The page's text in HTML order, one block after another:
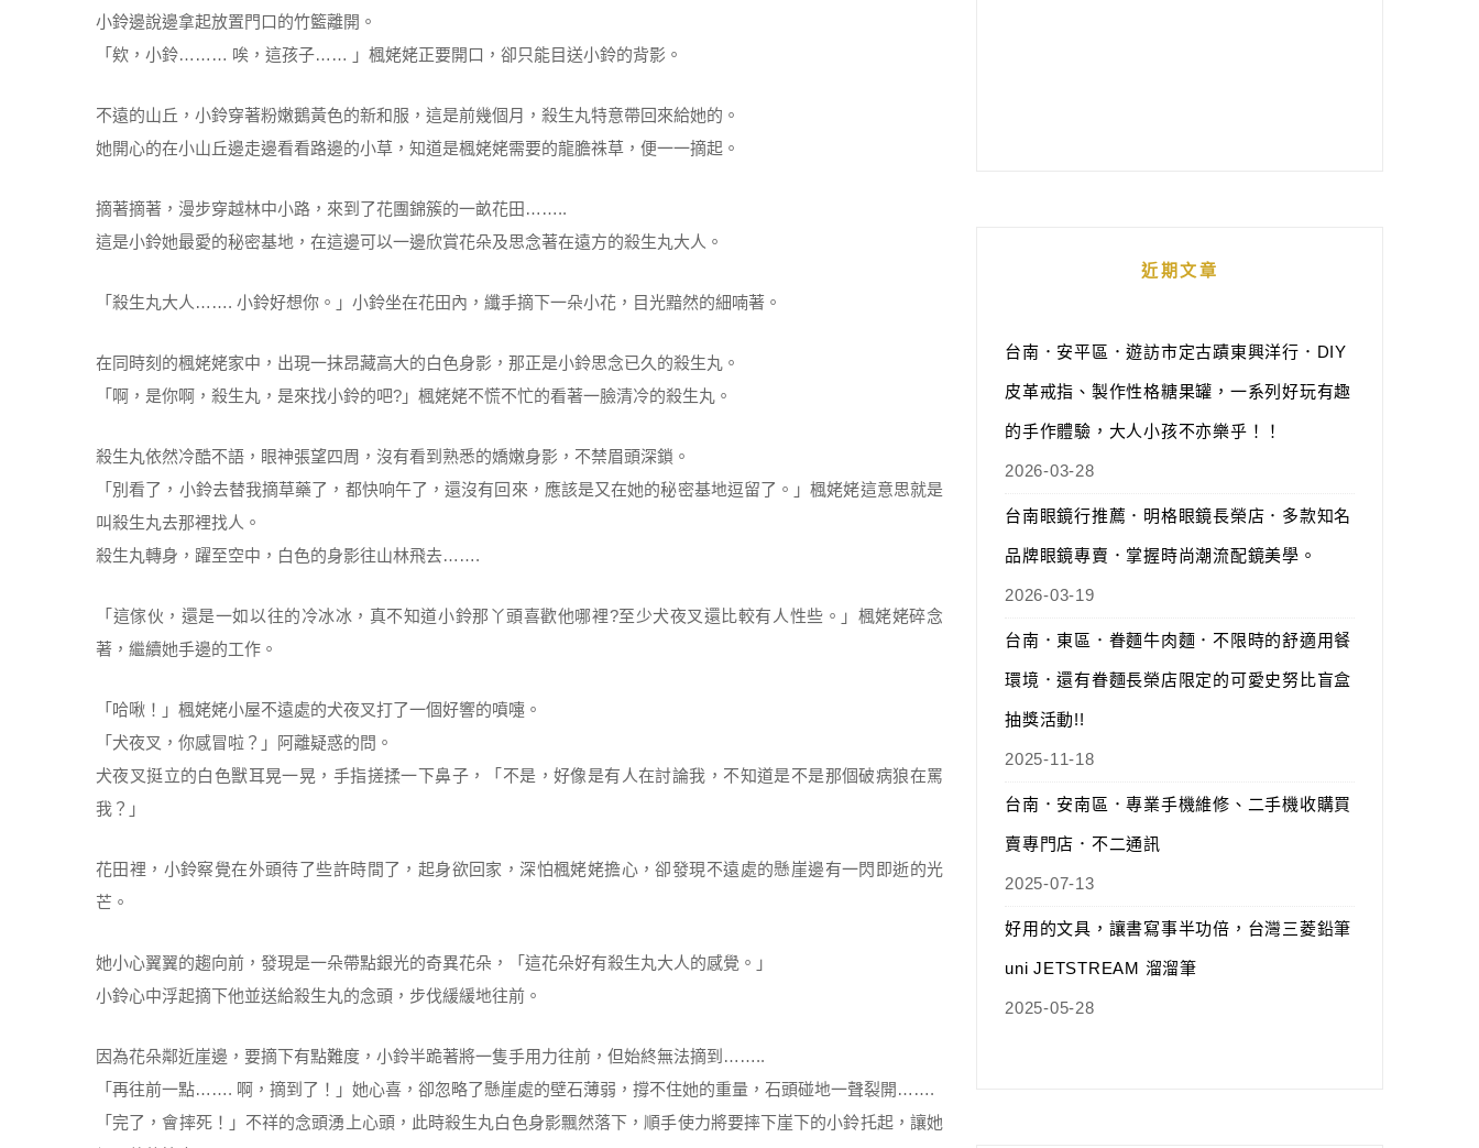
小鈴邊說邊拿起放置門口的竹籃離開。
「欸，小鈴……… 唉，這孩子…… 」楓姥姥正要開口，卻只能目送小鈴的背影。
不遠的山丘，小鈴穿著粉嫩鵝黃色的新和服，這是前幾個月，殺生丸特意帶回來給她的。
她開心的在小山丘邊走邊看看路邊的小草，知道是楓姥姥需要的龍膽祩草，便一一摘起。
摘著摘著，漫步穿越林中小路，來到了花團錦簇的一畝花田……..
這是小鈴她最愛的秘密基地，在這邊可以一邊欣賞花朵及思念著在遠方的殺生丸大人。
「殺生丸大人……. 小鈴好想你。」小鈴坐在花田內，纖手摘下一朵小花，目光黯然的細喃著。
在同時刻的楓姥姥家中，出現一抹昂藏高大的白色身影，那正是小鈴思念已久的殺生丸。
「啊，是你啊，殺生丸，是來找小鈴的吧?」楓姥姥不慌不忙的看著一臉清冷的殺生丸。
殺生丸依然冷酷不語，眼神張望四周，沒有看到熟悉的嬌嫩身影，不禁眉頭深鎖。
「別看了，小鈴去替我摘草藥了，都快响午了，還沒有回來，應該是又在她的秘密基地逗留了。」楓姥姥這意思就是
叫殺生丸去那裡找人。
殺生丸轉身，躍至空中，白色的身影往山林飛去…….
「這傢伙，還是一如以往的冷冰冰，真不知道小鈴那丫頭喜歡他哪裡?至少犬夜叉還比較有人性些。」楓姥姥碎念
著，繼續她手邊的工作。
「哈啾！」楓姥姥小屋不遠處的犬夜叉打了一個好響的噴嚏。
「犬夜叉，你感冒啦？」阿離疑惑的問。
犬夜叉挺立的白色獸耳晃一晃，手指搓揉一下鼻子，「不是，好像是有人在討論我，不知道是不是那個破病狼在罵
我？」
花田裡，小鈴察覺在外頭待了些許時間了，起身欲回家，深怕楓姥姥擔心，卻發現不遠處的懸崖邊有一閃即逝的光
芒。
她小心翼翼的趨向前，發現是一朵帶點銀光的奇異花朵，「這花朵好有殺生丸大人的感覺。」
小鈴心中浮起摘下他並送給殺生丸的念頭，步伐緩緩地往前。
因為花朵鄰近崖邊，要摘下有點難度，小鈴半跪著將一隻手用力往前，但始終無法摘到……..
「再往前一點……. 啊，摘到了！」她心喜，卻忽略了懸崖處的壁石薄弱，撐不住她的重量，石頭碰地一聲裂開…….
「完了，會摔死！」不祥的念頭湧上心頭，此時殺生丸白色身影飄然落下，順手使力將要摔下崖下的小鈴托起，讓她
近期文章
台南．安平區．遊訪市定古蹟東興洋行．DIY
皮革戒指、製作性格糖果罐，一系列好玩有趣
的手作體驗，大人小孩不亦樂乎！！
2026-03-28
台南眼鏡行推薦．明格眼鏡長榮店．多款知名
品牌眼鏡專賣．掌握時尚潮流配鏡美學。
2026-03-19
台南．東區．眷麵牛肉麵．不限時的舒適用餐
環境．還有眷麵長榮店限定的可愛史努比盲盒
抽獎活動!!
2025-11-18
台南．安南區．專業手機維修、二手機收購買
賣專門店．不二通訊
2025-07-13
好用的文具，讓書寫事半功倍，台灣三菱鉛筆
uni JETSTREAM 溜溜筆
2025-05-28